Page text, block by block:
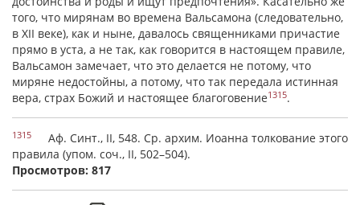
того, что мирянам во времена Вальсамона (следовательно,
в XII веке), как и ныне, давалось священниками причастие
прямо в уста, а не так, как говорится в настоящем правиле,
Вальсамон замечает, что это делается не потому, что
миряне недостойны, а потому, что так передала истинная
вера, страх Божий и настоящее благоговение1315.
1315 Аф. Синт., II, 548. Ср. архим. Иοанна толкование этого
правила (упом. соч., II, 502–504).
Просмотров: 817